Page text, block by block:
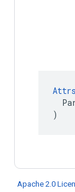
Attrs
)
Apache 2.0